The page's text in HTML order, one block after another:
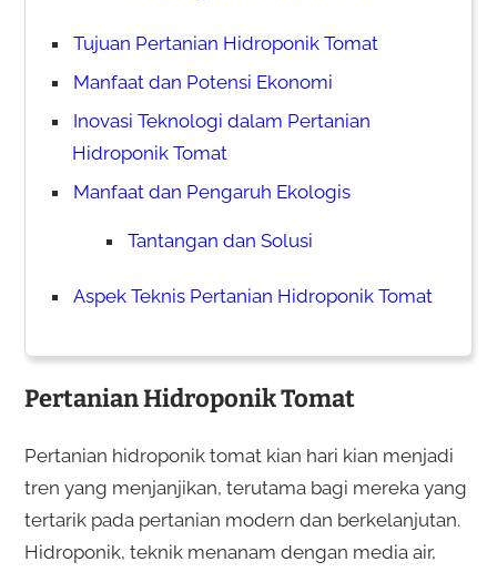
Tujuan Pertanian Hidroponik Tomat
Manfaat dan Potensi Ekonomi
Inovasi Teknologi dalam Pertanian
Hidroponik Tomat
Manfaat dan Pengaruh Ekologis
Tantangan dan Solusi
Aspek Teknis Pertanian Hidroponik Tomat
Pertanian Hidroponik Tomat
Pertanian hidroponik tomat kian hari kian menjadi
tren yang menjanjikan, terutama bagi mereka yang
tertarik pada pertanian modern dan berkelanjutan.
Hidroponik, teknik menanam dengan media air,